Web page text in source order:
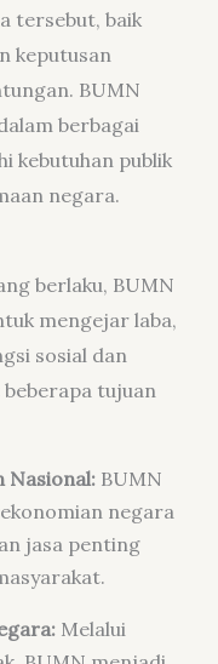
tersebut, baik
keputusan
BUMN
berbagai
kebutuhan publik
negara.
berlaku, BUMN
mengejar laba,
sosial dan
tujuan
Nasional: BUMN
negara
jasa penting
Melalui